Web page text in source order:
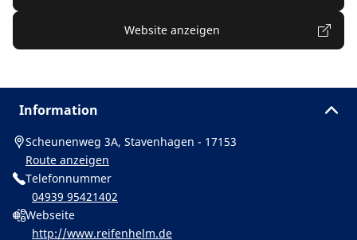
Website anzeigen
Information
Scheunenweg 3A, Stavenhagen - 17153
Route anzeigen
Telefonnummer
04939 95421402
Webseite
http://www.reifenhelm.de